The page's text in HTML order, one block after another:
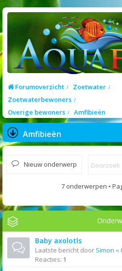
Forumoverzicht
Zoetwater
Zoetwaterbewoners
Overige bewoners
Amfibieën
Amfibieën
Nieuw onderwerp
7 onderwerpen •
Baby axolotls
Laatste bericht door Simon «
Reacties: 1